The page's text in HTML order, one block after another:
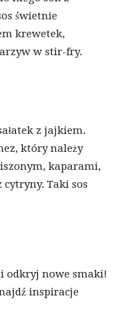
świetnie
krewetek,
w stir-fry.
z jajkiem.
który należy
kaparami,
Taki sos
i odkryj nowe smaki!
inspiracje